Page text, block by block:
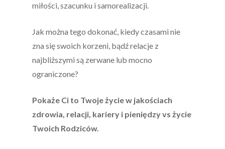
miłości, szacunku i samorealizacji.
Jak można tego dokonać, kiedy czasami nie
zna się swoich korzeni, bądź relacje z
najbliższymi są zerwane lub mocno
ograniczone?
Pokaże Ci to Twoje życie w jakościach
zdrowia, relacji, kariery i pieniędzy vs życie
Twoich Rodziców.